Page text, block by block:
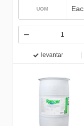
UOM
levantar